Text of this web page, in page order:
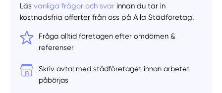
Läsvanliga frågor och svar innan du tar in
kostnadsfria offerter från oss på Alla Städföretag.
Fråga alltid företagen efter omdömen &
referenser
Skriv avtal med städföretaget innan arbetet
påbörjas